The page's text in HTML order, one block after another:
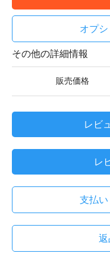
オプ
その他の詳細情報
販売価格
レビ
レ
支払い
返